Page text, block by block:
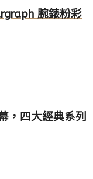
腕錶粉彩
，四大經典系列